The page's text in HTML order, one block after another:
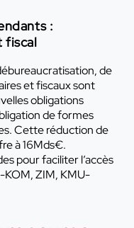
:
fiscal
de
et fiscaux sont
obligations
de formes
Cette réduction de
à 16Mds€.
pour faciliter l’accès
ZIM, KMU-